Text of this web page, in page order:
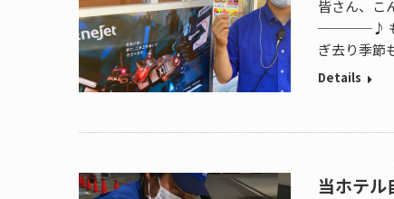
皆さん、
────♪ も
ぎ去り季節
Details
当ホテル